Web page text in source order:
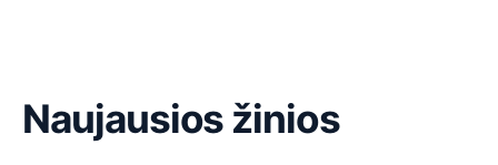
Naujausios žinios